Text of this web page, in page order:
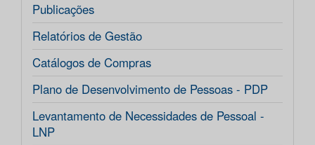
Publicações
Relatórios de Gestão
Catálogos de Compras
Plano de Desenvolvimento de Pessoas - PDP
Levantamento de Necessidades de Pessoal -
LNP